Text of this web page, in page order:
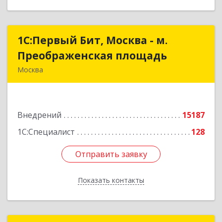
1С:Первый Бит, Москва - м.
Преображенская площадь
Москва
Внедрений
15187
1С:Специалист
128
Отправить заявку
Показать контакты
1С:Первый Бит, Москва - м.
Преображенская площадь
Подробнее
Отправить заявку
Назад